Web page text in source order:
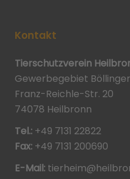
Kontakt
Tierschutzverein
Gewerbegebiet
Franz-Reichle-Str. 20
74078 Heilbronn
Tel.: +49 7131 22822
Fax: +49 7131 200690
E-Mail: